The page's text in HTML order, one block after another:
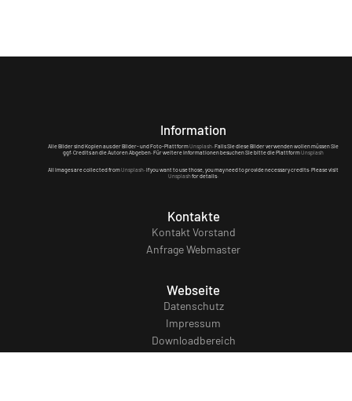
Information
Alle Bilder sind Kopien aus der Bilder- und Foto-PlattformUnsplash . Falls Sie diese Bilder verwenden wollen müssen Sie
ggf. Credits an die Autoren Abgeben. Für weitere Informationen besuchen Sie bitte die PlattformUnsplash
All images are collected fromUnsplash . If you want to use those, you may need to provide necessary credits. Please visit
Unsplashfor details.
Kontakte
Kontakt Vorstand
Anfrage Webmaster
Webseite
Datenschutz
Impressum
Downloadbereich